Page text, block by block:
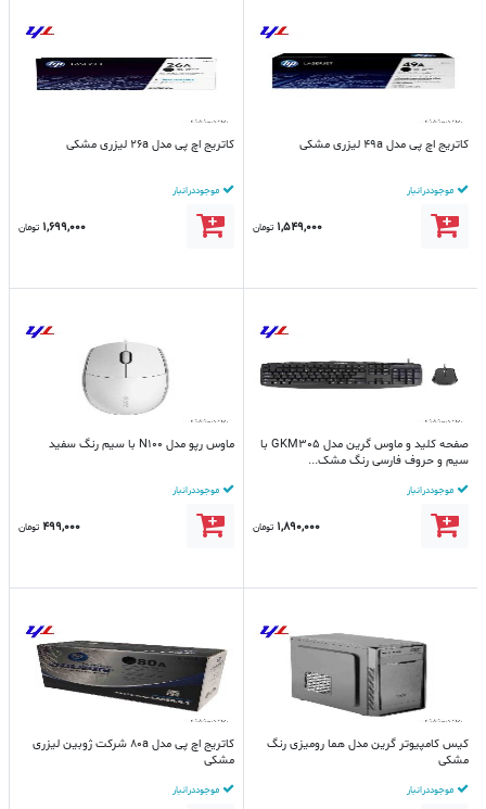
کاتریج اچ پی مدل 49a لیزری مشکی
موجود در انبار
1,549,000 تومان
کاتریج اچ پی مدل 26a لیزری مشکی
موجود در انبار
1,699,000 تومان
صفحه کلید و ماوس گرین مدل GKM305 با
سیم و حروف فارسی رنگ مشک...
موجود در انبار
1,890,000 تومان
ماوس رپو مدل N100 با سیم رنگ سفید
موجود در انبار
499,000 تومان
کیس کامپیوتر گرین مدل هما رومیزی رنگ
مشکی
موجود در انبار
کاتریج اچ پی مدل 80a شرکت ژوبین لیزری
مشکی
موجود در انبار